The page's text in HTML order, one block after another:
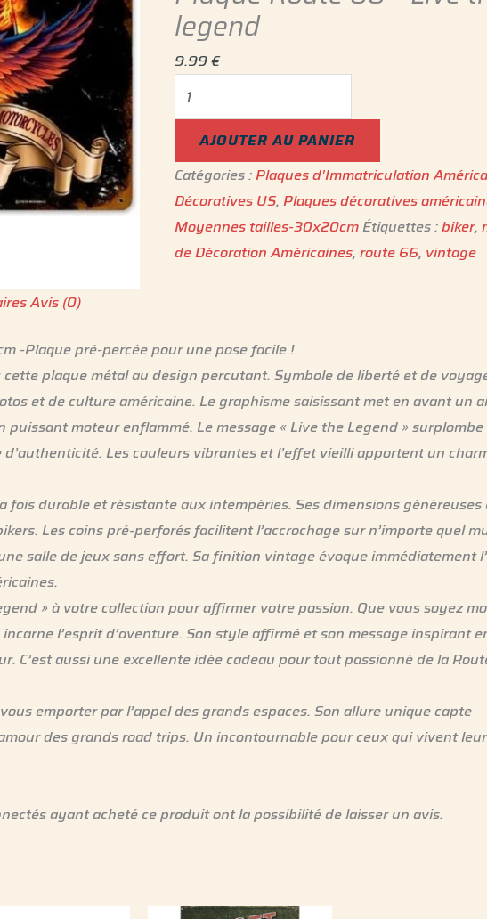
legend
9.99€
AJOUTER AU PANIER
Catégories :Plaques d'Immatriculation
Décoratives US,Plaques décoratives
Moyennes tailles-30x20cmÉtiquettes :biker,
de Décoration Américaines,route 66, vintage
Avis (0)
-Plaque pré-percée pour une pose facile !
plaque métal au design percutant. Symbole de liberté et de
et de culture américaine. Le graphisme saisissant met en avant un
moteur enflammé. Le message « Live the Legend »
Les couleurs vibrantes et l’effet vieilli apportent un
fois durable et résistante aux intempéries. Ses dimensions
Les coins pré-perforés facilitent l’accrochage sur n’importe quel
salle de jeux sans effort. Sa finition vintage évoque immédiatement
» à votre collection pour affirmer votre passion. Que vous soyez
l’esprit d’aventure. Son style affirmé et son message inspirant
C’est aussi une excellente idée cadeau pour tout passionné de la
emporter par l’appel des grands espaces. Son allure unique capte
des grands road trips. Un incontournable pour ceux qui vivent
ayant acheté ce produit ont la possibilité de laisser un avis.